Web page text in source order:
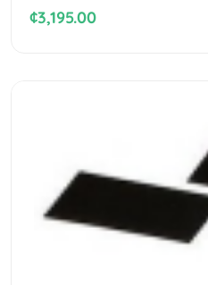
¢3,195.00